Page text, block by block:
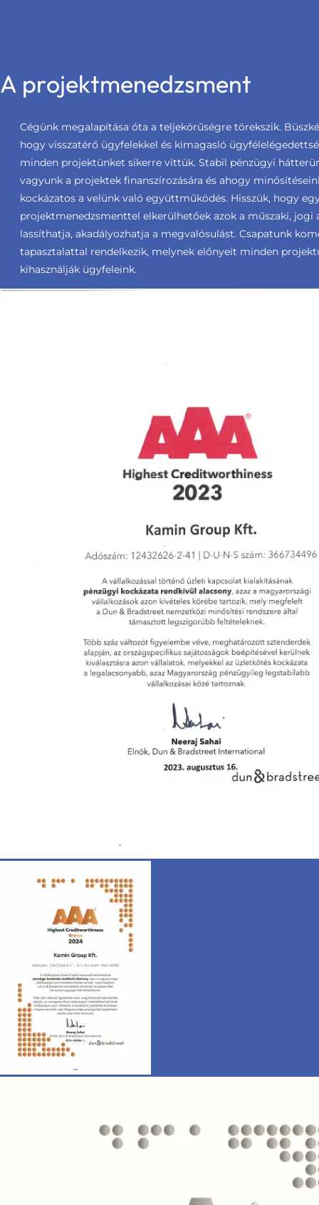
A projektmenedzsment
Cégünk megalapítása óta a teljekörűségre törekszik.
hogy visszatérő ügyfelekkel és kimagasló
minden projektünket sikerre vittük. Stabil pénzügyi
vagyunk a projektek finanszírozására és ahogy
kockázatos a velünk való együttműködés. Hisszük, hogy
projektmenedzsmenttel elkerülhetőek azok a műszaki, jogi
lassíthatja, akadályozhatja a megvalósulást. Csapatunk
tapasztalattal rendelkezik, melynek előnyeit minden
kihasználják ügyfeleink.